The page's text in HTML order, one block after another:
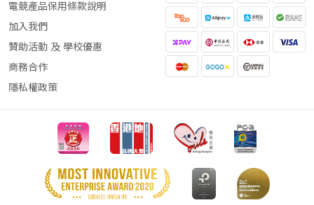
電競產品保用條款說明
加入我們
贊助活動 及 學校優惠
商務合作
隱私權政策